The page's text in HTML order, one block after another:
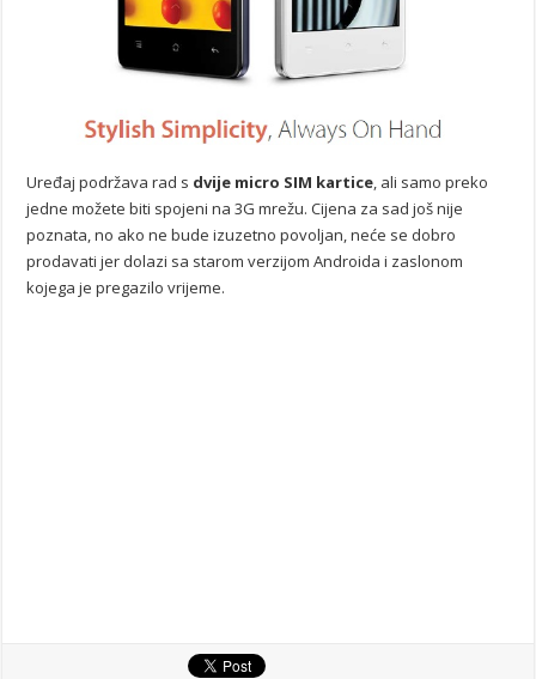
Uređaj podržava rad s dvije micro SIM kartice, ali samo preko
jedne možete biti spojeni na 3G mrežu. Cijena za sad još nije
poznata, no ako ne bude izuzetno povoljan, neće se dobro
prodavati jer dolazi sa starom verzijom Androida i zaslonom
kojega je pregazilo vrijeme.